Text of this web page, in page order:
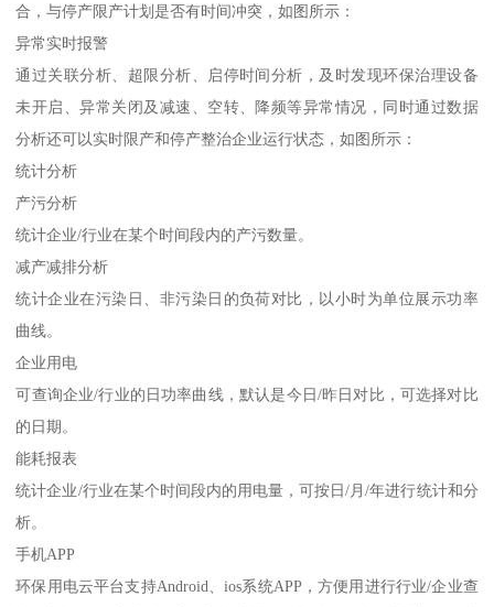
合，与停产限产计划是否有时间冲突，如图所示：
异常实时报警
通过关联分析、超限分析、启停时间分析，及时发现环保治理设备
未开启、异常关闭及减速、空转、降频等异常情况，同时通过数据
分析还可以实时限产和停产整治企业运行状态，如图所示：
统计分析
产污分析
统计企业/行业在某个时间段内的产污数量。
减产减排分析
统计企业在污染日、非污染日的负荷对比，以小时为单位展示功率
曲线。
企业用电
可查询企业/行业的日功率曲线，默认是今日/昨日对比，可选择对比
的日期。
能耗报表
统计企业/行业在某个时间段内的用电量，可按日/月/年进行统计和分
析。
手机APP
环保用电云平台支持Android、ios系统APP，方便用进行行业/企业查